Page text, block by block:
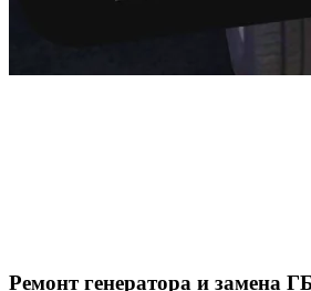
Ремонт генератора и замена